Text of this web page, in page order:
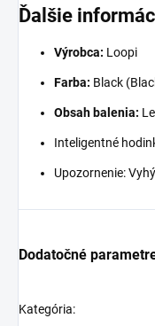
Ďalšie
Výrobca: Loopi
Farba: Black
Obsah balenia:
Inteligentné
Upozornenie:
Dodatočné
Kategória: